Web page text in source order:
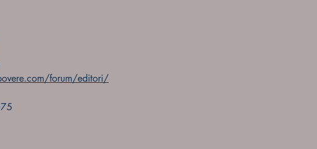
forum/editori/